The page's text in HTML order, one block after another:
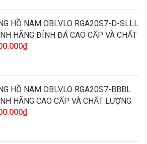
HỒ NAM OBLVLO RGA20S7-D-SLLL
HÃNG ĐÍNH ĐÁ CAO CẤP VÀ CHẤT
HỒ NAM OBLVLO RGA20S7-BBBL
HÃNG CAO CẤP VÀ CHẤT LƯỢNG